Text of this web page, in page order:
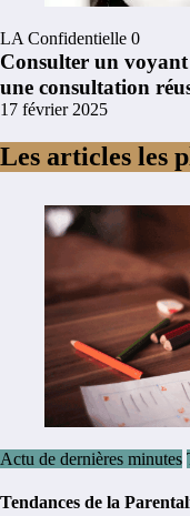
LA Confidentielle 0
Consulter un
une consultation
17 février 2025
Les articles les
Actu de dernières minutes
Tendances de la